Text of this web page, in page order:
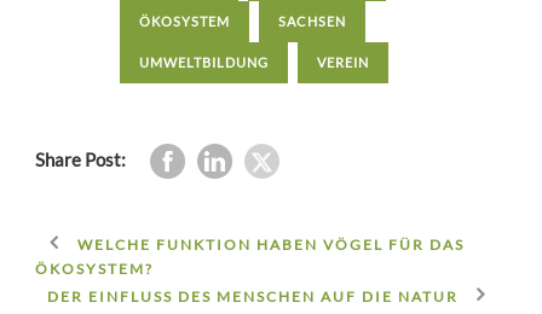
ÖKOSYSTEM SACHSEN
UMWELTBILDUNG VEREIN
Share Post:
WELCHE FUNKTION HABEN VÖGEL FÜR DAS
ÖKOSYSTEM?
DER EINFLUSS DES MENSCHEN AUF DIE NATUR